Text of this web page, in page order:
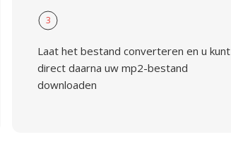
3
Laat het bestand converteren en u kunt
direct daarna uw mp2-bestand
downloaden